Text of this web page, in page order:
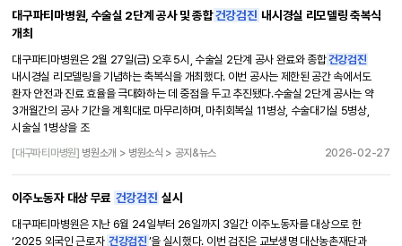
대구파티마병원, 수술실 2단계 공사 및 종합건강검진 내시경실 리모델링 축복식
개최
대구파티마병원은 2월 27일(금) 오후 5시, 수술실 2단계 공사 완료와 종합건강검진
내시경실 리모델링을 기념하는 축복식을 개최했다. 이번 공사는 제한된 공간 속에서도
환자 안전과 진료 효율을 극대화하는 데 중점을 두고 추진됐다.수술실 2단계 공사는 약
3개월간의 공사 기간을 계획대로 마무리하며, 마취회복실 11병상, 수술대기실 5병상,
시술실 1병상을 조
[대구파티마병원] 병원소개 > 병원소식 > 공지&뉴스 2026-02-27
이주노동자 대상 무료 건강검진 실시
대구파티마병원은 지난 6월 24일부터 26일까지 3일간 이주노동자를 대상으로 한
‘2025 외국인 근로자 건강검진 ’을 실시했다. 이번 검진은 교보생명 대산농촌재단과